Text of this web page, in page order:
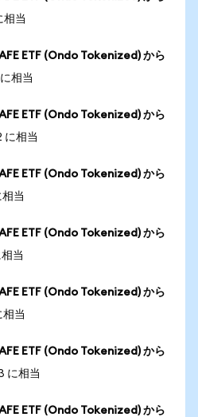
相当
ETF (Ondo Tokenized) から
相当
ETF (Ondo Tokenized) から
に相当
ETF (Ondo Tokenized) から
当
ETF (Ondo Tokenized) から
当
ETF (Ondo Tokenized) から
相当
ETF (Ondo Tokenized) から
に相当
ETF (Ondo Tokenized) から